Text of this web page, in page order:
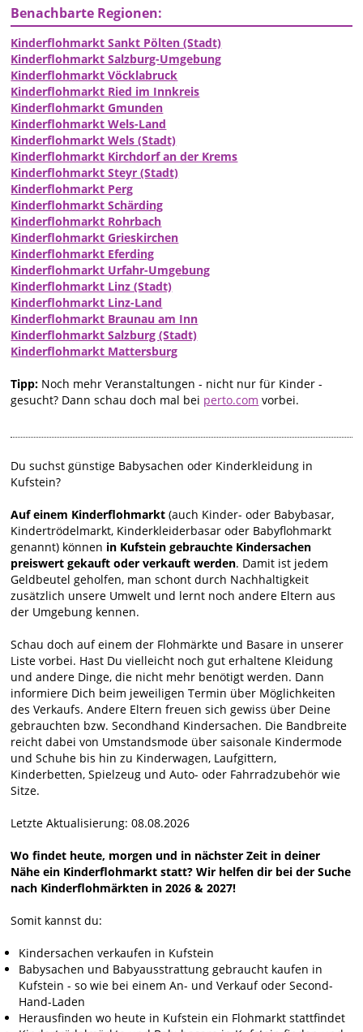
Benachbarte Regionen:
Kinderflohmarkt Sankt Pölten (Stadt)
Kinderflohmarkt Salzburg-Umgebung
Kinderflohmarkt Vöcklabruck
Kinderflohmarkt Ried im Innkreis
Kinderflohmarkt Gmunden
Kinderflohmarkt Wels-Land
Kinderflohmarkt Wels (Stadt)
Kinderflohmarkt Kirchdorf an der Krems
Kinderflohmarkt Steyr (Stadt)
Kinderflohmarkt Perg
Kinderflohmarkt Schärding
Kinderflohmarkt Rohrbach
Kinderflohmarkt Grieskirchen
Kinderflohmarkt Eferding
Kinderflohmarkt Urfahr-Umgebung
Kinderflohmarkt Linz (Stadt)
Kinderflohmarkt Linz-Land
Kinderflohmarkt Braunau am Inn
Kinderflohmarkt Salzburg (Stadt)
Kinderflohmarkt Mattersburg
Tipp: Noch mehr Veranstaltungen - nicht nur für Kinder -
gesucht? Dann schau doch mal bei perto.com vorbei.
Du suchst günstige Babysachen oder Kinderkleidung in
Kufstein?
Auf einem Kinderflohmarkt (auch Kinder- oder Babybasar,
Kindertrödelmarkt, Kinderkleiderbasar oder Babyflohmarkt
genannt) können in Kufstein gebrauchte Kindersachen
preiswert gekauft oder verkauft werden. Damit ist jedem
Geldbeutel geholfen, man schont durch Nachhaltigkeit
zusätzlich unsere Umwelt und lernt noch andere Eltern aus
der Umgebung kennen.
Schau doch auf einem der Flohmärkte und Basare in unserer
Liste vorbei. Hast Du vielleicht noch gut erhaltene Kleidung
und andere Dinge, die nicht mehr benötigt werden. Dann
informiere Dich beim jeweiligen Termin über Möglichkeiten
des Verkaufs. Andere Eltern freuen sich gewiss über Deine
gebrauchten bzw. Secondhand Kindersachen. Die Bandbreite
reicht dabei von Umstandsmode über saisonale Kindermode
und Schuhe bis hin zu Kinderwagen, Laufgittern,
Kinderbetten, Spielzeug und Auto- oder Fahrradzubehör wie
Sitze.
Letzte Aktualisierung: 08.08.2026
Wo findet heute, morgen und in nächster Zeit in deiner
Nähe ein Kinderflohmarkt statt? Wir helfen dir bei der Suche
nach Kinderflohmärkten in 2026 & 2027!
Somit kannst du:
Kindersachen verkaufen in Kufstein
Babysachen und Babyausstrattung gebraucht kaufen in
Kufstein - so wie bei einem An- und Verkauf oder Second-
Hand-Laden
Herausfinden wo heute in Kufstein ein Flohmarkt stattfindet